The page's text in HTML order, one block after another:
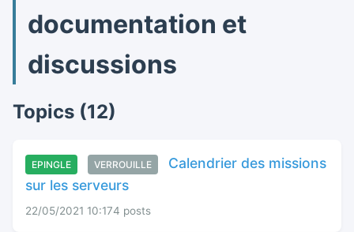
documentation et
discussions
Topics (12)
EPINGLE VERROUILLE
Calendrier des missions
sur les serveurs
22/05/2021 10:174 posts